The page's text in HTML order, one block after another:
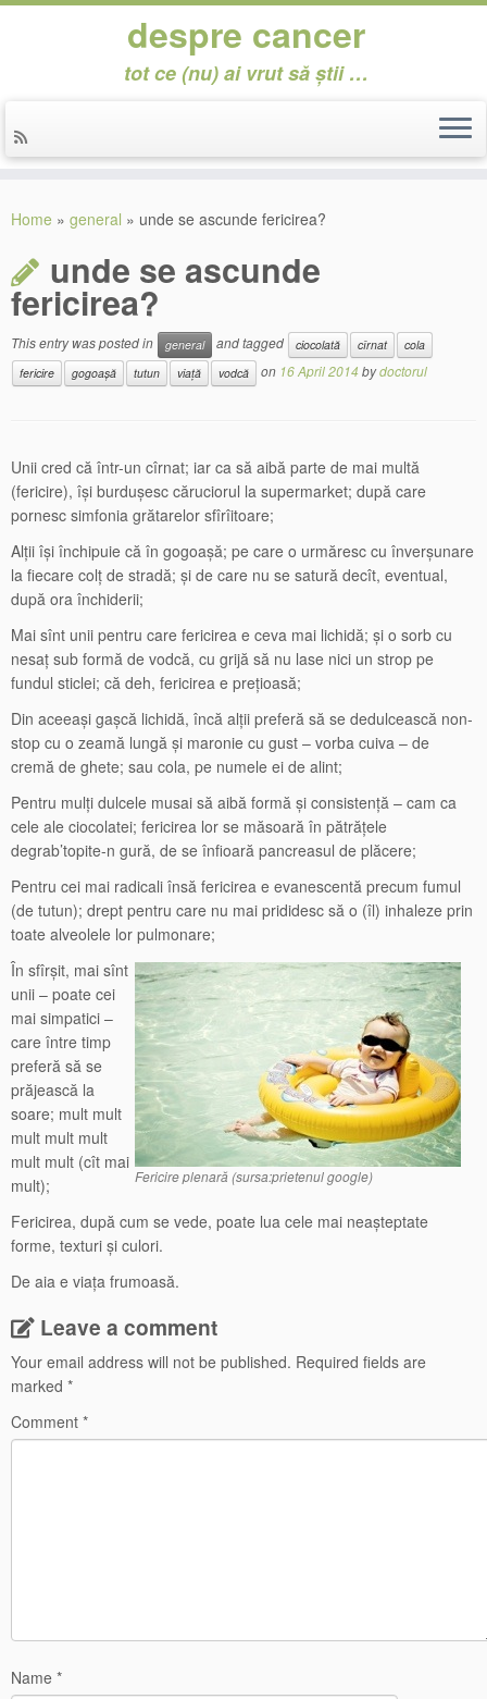
despre cancer
tot ce (nu) ai vrut să știi …
Home » general » unde se ascunde fericirea?
unde se ascunde
fericirea?
This entry was posted in general and tagged ciocolată cîrnat
cola
fericire
gogoașă tutun viață vodcă on 16 April 2014 bydoctorul
Unii cred că într-un cîrnat; iar ca să aibă parte de mai multă
(fericire), își burdușesc căruciorul la supermarket; după care
pornesc simfonia grătarelor sfîrîitoare;
Alții își închipuie că în gogoașă; pe care o urmăresc cu înverșunare
la fiecare colț de stradă; și de care nu se satură decît, eventual,
după ora închiderii;
Mai sînt unii pentru care fericirea e ceva mai lichidă; și o sorb cu
nesaț sub formă de vodcă, cu grijă să nu lase nici un strop pe
fundul sticlei; că deh, fericirea e prețioasă;
Din aceeași gașcă lichidă, încă alții preferă să se dedulcească non-
stop cu o zeamă lungă și maronie cu gust – vorba cuiva – de
cremă de ghete; sau cola, pe numele ei de alint;
Pentru mulți dulcele musai să aibă formă și consistență – cam ca
cele ale ciocolatei; fericirea lor se măsoară în pătrățele
degrab’topite-n gură, de se înfioară pancreasul de plăcere;
Pentru cei mai radicali însă fericirea e evanescentă precum fumul
(de tutun); drept pentru care nu mai prididesc să o (îl) inhaleze prin
toate alveolele lor pulmonare;
Fericire plenară (sursa:prietenul google)
În sfîrșit, mai sînt
unii – poate cei
mai simpatici –
care între timp
preferă să se
prăjească la
soare; mult mult
mult mult mult
mult mult (cît mai
mult);
Fericirea, după cum se vede, poate lua cele mai neașteptate
forme, texturi și culori.
De aia e viața frumoasă.
Leave a comment
Your email address will not be published. Required fields are
marked *
Comment *
Name *